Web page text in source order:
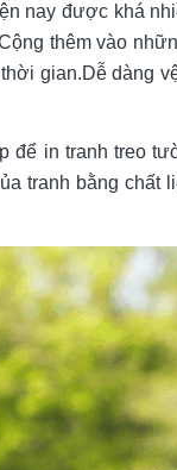
nay được khá
thêm vào
gian.Dễ dàng
để in tranh treo
tranh bằng chất